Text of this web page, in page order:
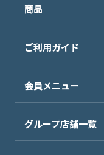
商品
ご利用ガイド
会員メニュー
グループ店舗一覧